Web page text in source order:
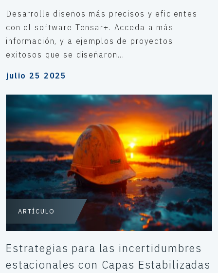
Desarrolle diseños más precisos y eficientes
con el software Tensar+. Acceda a más
información, y a ejemplos de proyectos
exitosos que se diseñaron...
julio 25 2025
ARTÍCULO
Estrategias para las incertidumbres
estacionales con Capas Estabilizadas